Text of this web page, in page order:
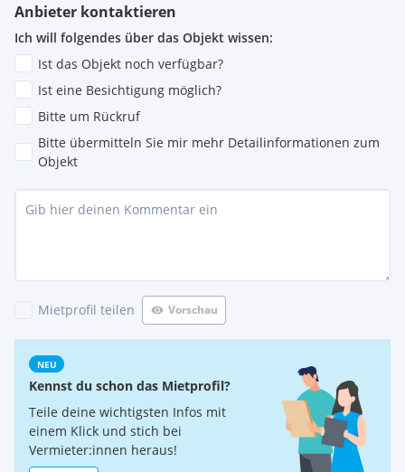
Anbieter kontaktieren
Ich will folgendes über das Objekt wissen:
Ist das Objekt noch verfügbar?
Ist eine Besichtigung möglich?
Bitte um Rückruf
Bitte übermitteln Sie mir mehr Detailinformationen zum
Objekt
Mietprofil teilen Vorschau
NEU
Kennst du schon das Mietprofil?
Teile deine wichtigsten Infos mit
einem Klick und stich bei
Vermieter:innen heraus!